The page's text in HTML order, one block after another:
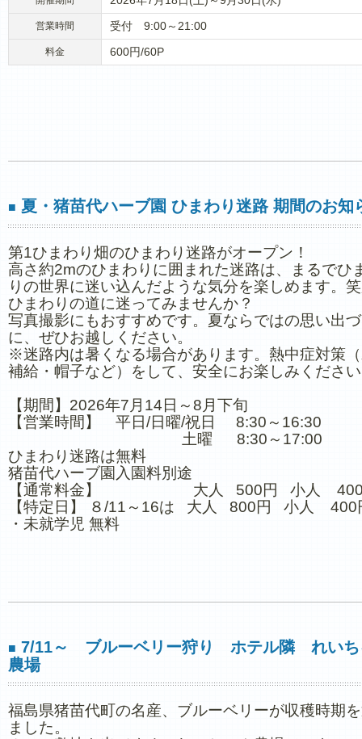
営業時間 受付 9:00～21:00
料金 600円/60P
■ 夏・猪苗代ハーブ園 ひまわり迷路 期間のお知
第1ひまわり畑のひまわり迷路がオープン！
高さ約2mのひまわりに囲まれた迷路は、まるでひ
りの世界に迷い込んだような気分を楽しめます。
ひまわりの道に迷ってみませんか？
写真撮影にもおすすめです。夏ならではの思い出
に、ぜひお越しください。
※迷路内は暑くなる場合があります。熱中症対策
補給・帽子など）をして、安全にお楽しみくださ
【期間】2026年7月14日～8月下旬
【営業時間】 平日/日曜/祝日 8:30～16:30
土曜 8:30～17:00
ひまわり迷路は無料
猪苗代ハーブ園入園料別途
【通常料金】 大人 500円 小人 400
【特定日】 ８/11～16は 大人 800円 小人 400
・未就学児 無料
■ 7/11～ ブルーベリー狩り ホテル隣 れいち
農場
福島県猪苗代町の名産、ブルーベリーが収穫時期
ました。